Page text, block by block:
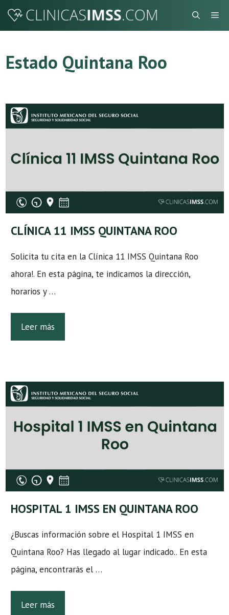
Saltar
Estado Quintana Roo
CLÍNICA 11 IMSS QUINTANA ROO
Solicita tu cita en la Clínica 11 IMSS Quintana Roo
ahora!. En esta página, te indicamos la dirección,
horarios y …
Leer más
HOSPITAL 1 IMSS EN QUINTANA ROO
¿Buscas información sobre el Hospital 1 IMSS en
Quintana Roo? Has llegado al lugar indicado.. En esta
página, encontrarás el …
Leer más